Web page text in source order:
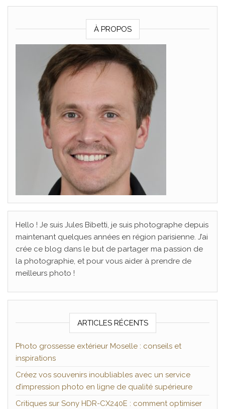
À PROPOS
Hello ! Je suis Jules Bibetti, je suis photographe depuis
maintenant quelques années en région parisienne. J’ai
crée ce blog dans le but de partager ma passion de
la photographie, et pour vous aider à prendre de
meilleurs photo !
ARTICLES RÉCENTS
Photo grossesse extérieur Moselle : conseils et
inspirations
Créez vos souvenirs inoubliables avec un service
d’impression photo en ligne de qualité supérieure
Critiques sur Sony HDR-CX240E : comment optimiser